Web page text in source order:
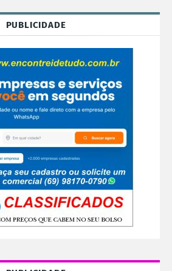
PUBLICIDADE